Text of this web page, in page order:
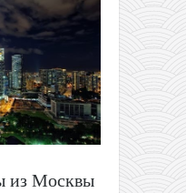
из Москвы